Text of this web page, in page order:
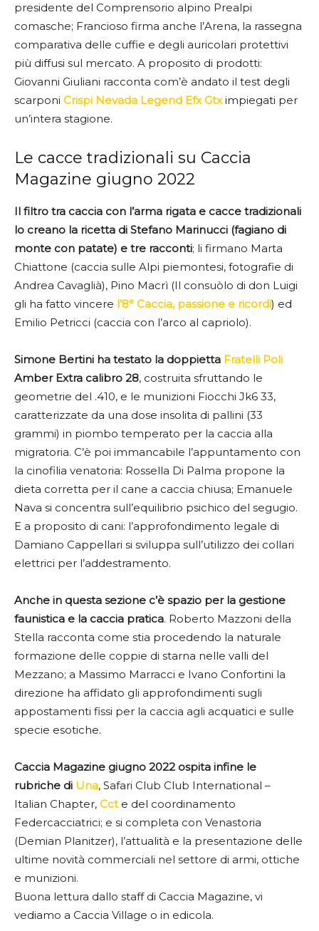
presidente del Comprensorio alpino Prealpi
comasche; Francioso firma anche l’Arena, la rassegna
comparativa delle cuffie e degli auricolari protettivi
più diffusi sul mercato. A proposito di prodotti:
Giovanni Giuliani racconta com’è andato il test degli
scarponi Crispi Nevada Legend Efx Gtximpiegati per
un’intera stagione.
Le cacce tradizionali su Caccia
Magazine giugno 2022
Il filtro tra caccia con l’arma rigata e cacce tradizionali
lo creano la ricetta di Stefano Marinucci (fagiano di
monte con patate) e tre racconti; li firmano Marta
Chiattone (caccia sulle Alpi piemontesi, fotografie di
Andrea Cavaglià), Pino Macrì (Il consuòlo di don Luigi
gli ha fatto vincere l’8° Caccia, passione e ricordi) ed
Emilio Petricci (caccia con l’arco al capriolo).
Simone Bertini ha testato la doppietta Fratelli Poli
Amber Extra calibro 28, costruita sfruttando le
geometrie del .410, e le munizioni Fiocchi Jk6 33,
caratterizzate da una dose insolita di pallini (33
grammi) in piombo temperato per la caccia alla
migratoria. C’è poi immancabile l’appuntamento con
la cinofilia venatoria: Rossella Di Palma propone la
dieta corretta per il cane a caccia chiusa; Emanuele
Nava si concentra sull’equilibrio psichico del segugio.
E a proposito di cani: l’approfondimento legale di
Damiano Cappellari si sviluppa sull’utilizzo dei collari
elettrici per l’addestramento.
Anche in questa sezione c’è spazio per la gestione
faunistica e la caccia pratica. Roberto Mazzoni della
Stella racconta come stia procedendo la naturale
formazione delle coppie di starna nelle valli del
Mezzano; a Massimo Marracci e Ivano Confortini la
direzione ha affidato gli approfondimenti sugli
appostamenti fissi per la caccia agli acquatici e sulle
specie esotiche.
Caccia Magazine giugno 2022 ospita infine le
rubriche di Una, Safari Club Club International –
Italian Chapter, Ccte del coordinamento
Federcacciatrici; e si completa con Venastoria
(Demian Planitzer), l’attualità e la presentazione delle
ultime novità commerciali nel settore di armi, ottiche
e munizioni.
Buona lettura dallo staff di Caccia Magazine, vi
vediamo a Caccia Village o in edicola.